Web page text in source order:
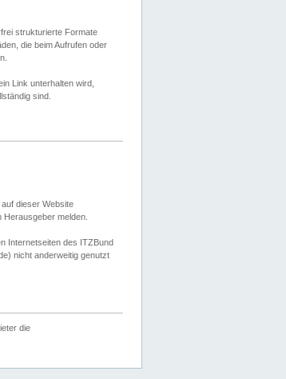
strukturierte Formate
die beim Aufrufen oder
Link unterhalten wird,
sind.
dieser Website
melden.
Internetseiten des ITZBund
nicht anderweitig genutzt
die